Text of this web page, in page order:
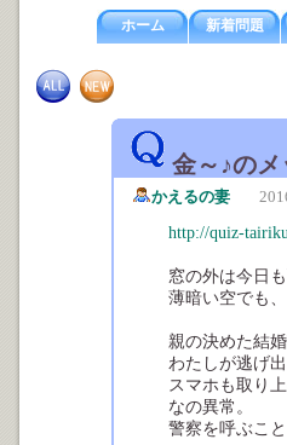
ホーム 新着問題
金～♪の
かえるの妻
http://quiz-
窓の外は今日
薄暗い空でも
親の決めた結
わたしが逃げ
スマホも取り
なの異常。
警察を呼ぶこ